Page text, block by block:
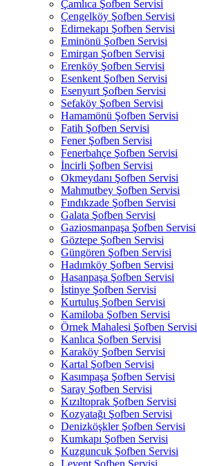
Çamlıca Şofben Servisi
Çengelköy Şofben Servisi
Edirnekapı Şofben Servisi
Eminönü Şofben Servisi
Emirgan Şofben Servisi
Erenköy Şofben Servisi
Esenkent Şofben Servisi
Esenyurt Şofben Servisi
Sefaköy Şofben Servisi
Hamamönü Şofben Servisi
Fatih Şofben Servisi
Fener Şofben Servisi
Fenerbahçe Şofben Servisi
İncirli Şofben Servisi
Okmeydanı Şofben Servisi
Mahmutbey Şofben Servisi
Fındıkzade Şofben Servisi
Galata Şofben Servisi
Gaziosmanpaşa Şofben Servisi
Göztepe Şofben Servisi
Güngören Şofben Servisi
Hadımköy Şofben Servisi
Hasanpaşa Şofben Servisi
İstinye Şofben Servisi
Kurtuluş Şofben Servisi
Kamiloba Şofben Servisi
Örnek Mahalesi Şofben Servisi
Kanlıca Şofben Servisi
Karaköy Şofben Servisi
Kartal Şofben Servisi
Kasımpaşa Şofben Servisi
Saray Şofben Servisi
Kızıltoprak Şofben Servisi
Kozyatağı Şofben Servisi
Denizköşkler Şofben Servisi
Kumkapı Şofben Servisi
Kuzguncuk Şofben Servisi
Levent Şofben Servisi